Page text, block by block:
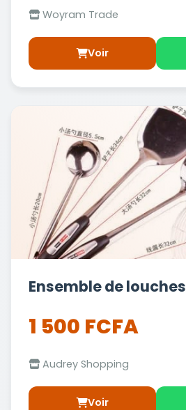
Woyram Trade
Voir
Ensemble de louches
1 500 FCFA
Audrey Shopping
Voir